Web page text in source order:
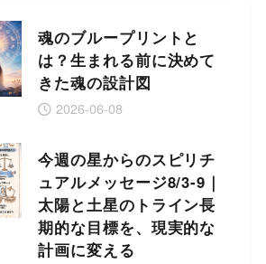
魂のブループリントと
は？生まれる前に決めて
きた魂の設計図
2026-06-08
今週の星からのスピリチ
ュアルメッセージ8/3-9｜
太陽と土星のトライン長
期的な目標を、現実的な
計画に変える